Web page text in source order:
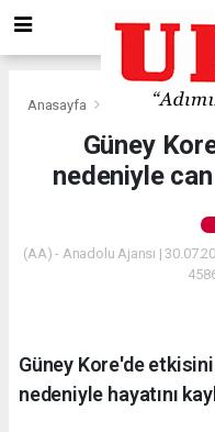
Anasayfa Gündem
Güney
nedeniyle
(AA) - Anadolu Ajansı |
Güney Kore'de
nedeniyle hayatını